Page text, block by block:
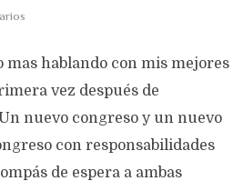
mas hablando con mis mejores
vez después de
nuevo congreso y un nuevo
con responsabilidades
de espera a ambas